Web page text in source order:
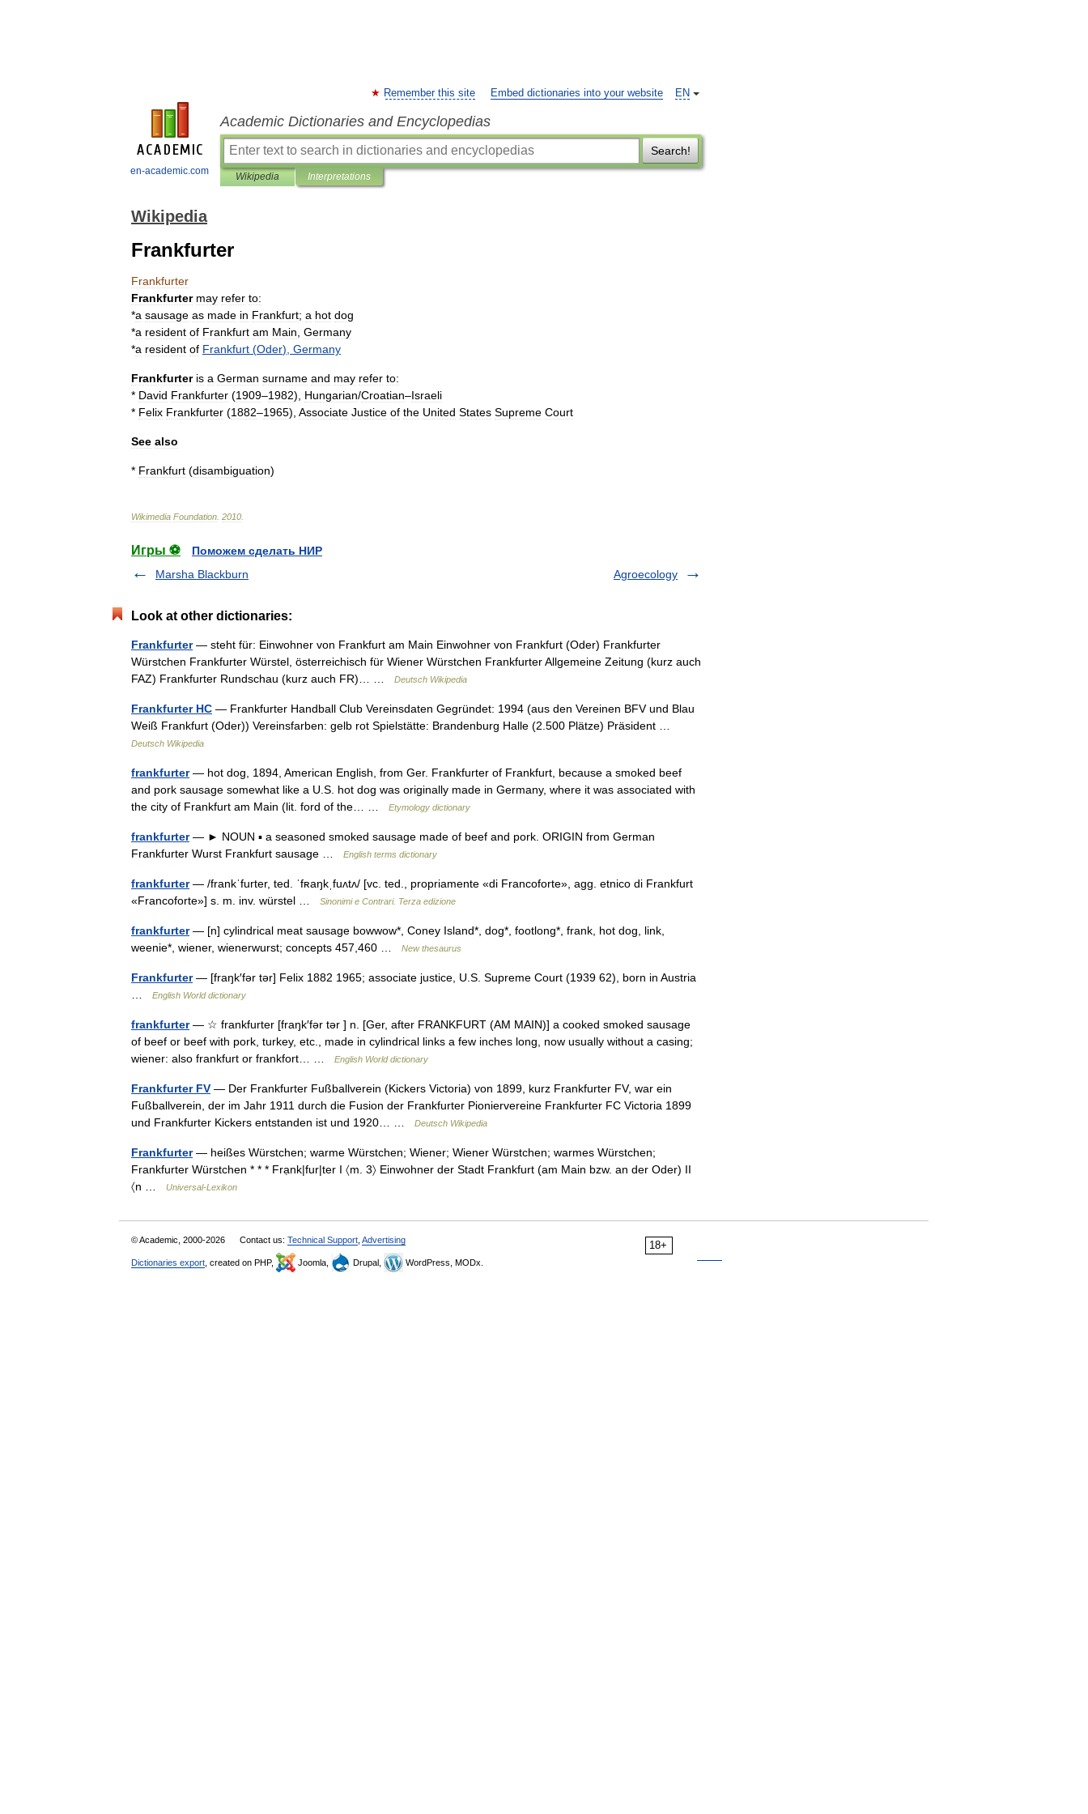
en-academic.com
EN
Remember this site Embed dictionaries into your website
Academic Dictionaries and Encyclopedias
Search!
Wikipedia Interpretations
Wikipedia
Frankfurter
Frankfurter
Frankfurter may refer to:
*a sausage as made in Frankfurt; a hot dog
*a resident of Frankfurt am Main Germany
*a resident of Frankfurt (Oder), Germany
Frankfurter is a German surname and may refer to:
* David Frankfurter (1909–1982), Hungarian/Croatian–Israeli
* Felix Frankfurter (1882–1965), Associate Justice of the United States Supreme Court
See also
* Frankfurt (disambiguation)
Wikimedia Foundation 2010
Игры ⚽
Поможем сделать НИР
Marsha Blackburn
Agroecology
Look at other dictionaries:
Frankfurter— steht für: Einwohner von Frankfurt am Main Einwohner von Frankfurt (Oder) Frankfurter
Würstchen Frankfurter Würstel, österreichisch für Wiener Würstchen Frankfurter Allgemeine Zeitung (kurz auch
FAZ) Frankfurter Rundschau (kurz auch FR)… …
Deutsch Wikipedia
Frankfurter HC — Frankfurter Handball Club Vereinsdaten Gegründet: 1994 (aus den Vereinen BFV und Blau
Weiß Frankfurt (Oder)) Vereinsfarben: gelb rot Spielstätte: Brandenburg Halle (2.500 Plätze) Präsident …
Deutsch Wikipedia
frankfurter— hot dog, 1894, American English, from Ger. Frankfurter of Frankfurt, because a smoked beef
and pork sausage somewhat like a U.S. hot dog was originally made in Germany, where it was associated with
the city of Frankfurt am Main (lit. ford of the… …
Etymology dictionary
frankfurter— ► NOUN ▪ a seasoned smoked sausage made of beef and pork. ORIGIN from German
Frankfurter Wurst Frankfurt sausage …
English terms dictionary
frankfurter— /frankˈfurter, ted. ˈfʀaŋkˌfuʌtʌ/ [vc. ted., propriamente «di Francoforte», agg. etnico di Frankfurt
«Francoforte»] s. m. inv. würstel …
Sinonimi e Contrari. Terza edizione
frankfurter— [n] cylindrical meat sausage bowwow*, Coney Island*, dog*, footlong*, frank, hot dog, link,
weenie*, wiener, wienerwurst; concepts 457,460 …
New thesaurus
Frankfurter— [fraŋk′fər tər] Felix 1882 1965; associate justice, U.S. Supreme Court (1939 62), born in Austria
English World dictionary
frankfurter— ☆ frankfurter [fraŋk′fər tər ] n. [Ger, after FRANKFURT (AM MAIN)] a cooked smoked sausage
of beef or beef with pork, turkey, etc., made in cylindrical links a few inches long, now usually without a casing;
wiener: also frankfurt or frankfort… …
English World dictionary
Frankfurter FV — Der Frankfurter Fußballverein (Kickers Victoria) von 1899, kurz Frankfurter FV, war ein
Fußballverein, der im Jahr 1911 durch die Fusion der Frankfurter Pioniervereine Frankfurter FC Victoria 1899
und Frankfurter Kickers entstanden ist und 1920… …
Deutsch Wikipedia
Frankfurter— heißes Würstchen; warme Würstchen; Wiener; Wiener Würstchen; warmes Würstchen;
Frankfurter Würstchen * * * Frạnk|fur|ter I 〈m. 3〉 Einwohner der Stadt Frankfurt (am Main bzw. an der Oder) II
〈n …
Universal-Lexikon
18+
© Academic, 2000-2026 Contact us: Technical Support Advertising
Dictionaries export , created on PHP, Joomla, Drupal, WordPress, MODx.